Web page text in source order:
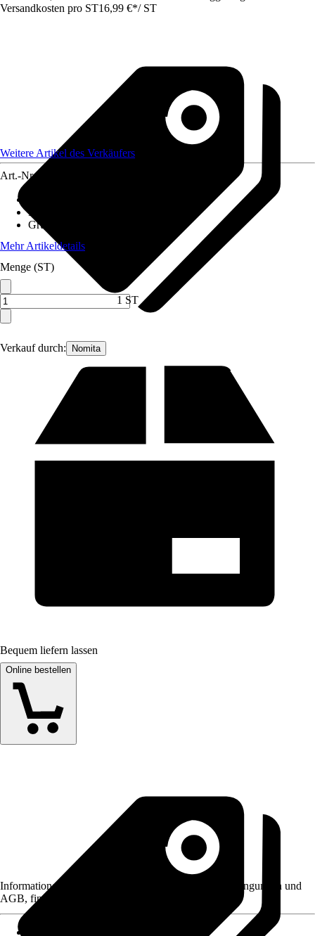
Versandkosten pro ST16,99 €*/ ST
Verkauf durch: Nomita
Weitere Artikel des Verkäufers
Art.-Nr.
Material
Grundfarbe
Mehr Artikeldetails
Menge (ST)
1 ST
Bequem liefern lassen
Online bestellen
Informationen des Verkäufers, wie z. B. Rückgabebedingungen und
AGB, finden Sie bei Klick auf den Verkäufernamen.